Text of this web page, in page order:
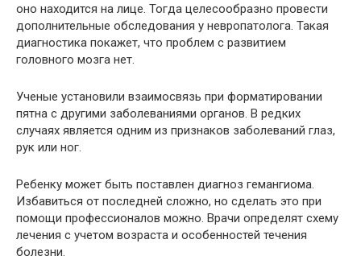
оно находится на лице. Тогда целесообразно провести
дополнительные обследования у невропатолога. Такая
диагностика покажет, что проблем с развитием
головного мозга нет.
Ученые установили взаимосвязь при форматировании
пятна с другими заболеваниями органов. В редких
случаях является одним из признаков заболеваний глаз,
рук или ног.
Ребенку может быть поставлен диагноз гемангиома.
Избавиться от последней сложно, но сделать это при
помощи профессионалов можно. Врачи определят схему
лечения с учетом возраста и особенностей течения
болезни.